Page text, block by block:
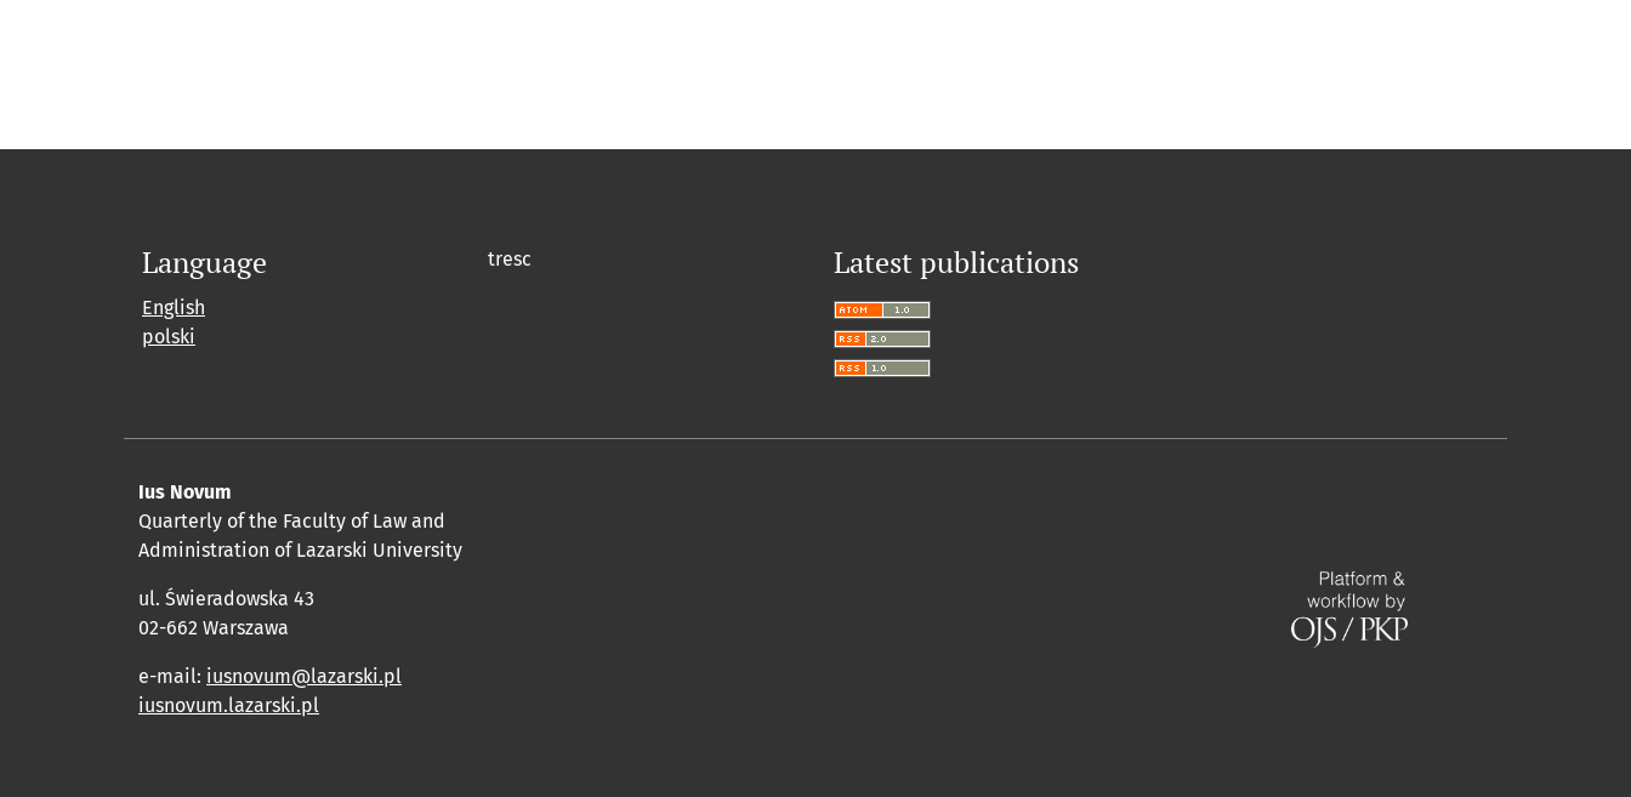
Language
English
polski
tresc Latest publications
Ius Novum
Quarterly of the Faculty of Law and
Administration of Lazarski University
ul. Świeradowska 43
02-662 Warszawa
e-mail: iusnovum@lazarski.pl
iusnovum.lazarski.pl